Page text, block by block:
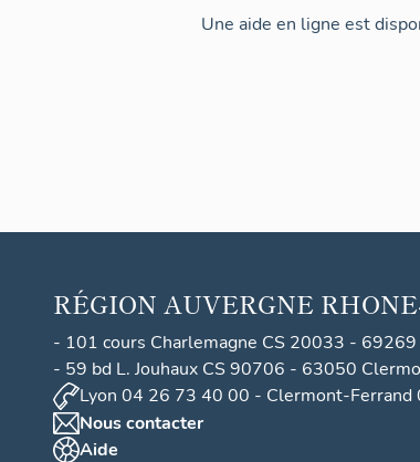
Une aide en ligne est
RÉGION AUVERGNE
- 101 cours Charlemagne CS 20033 - 69269
- 59 bd L. Jouhaux CS 90706 - 63050
Lyon 04 26 73 40 00 - Clermont-
Nous contacter
Aide